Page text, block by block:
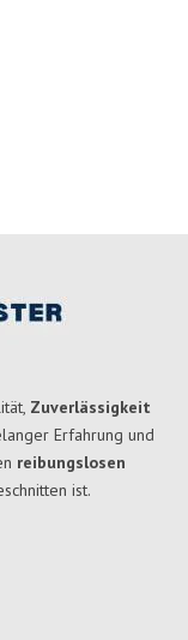
Zuverlässigkeit
Erfahrung und
reibungslosen
ist.